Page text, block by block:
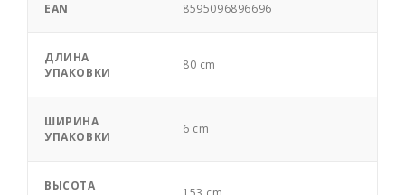
EAN 8595096896696
ДЛИНА
УПАКОВКИ
80 cm
ШИРИНА
УПАКОВКИ
6 cm
ВЫСОТА